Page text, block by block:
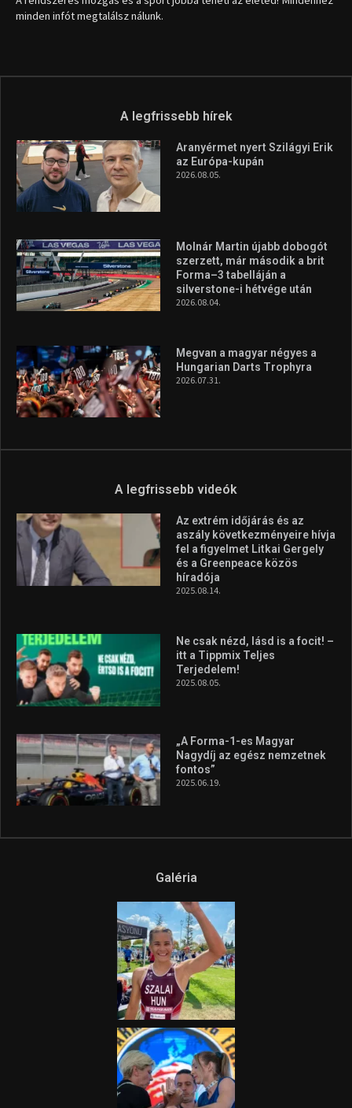
minden infót megtalálsz nálunk.
A legfrissebb hírek
Aranyérmet nyert Szilágyi Erik
az Európa-kupán
2026.08.05.
Molnár Martin újabb dobogót
szerzett, már második a brit
Forma–3 tabelláján a
silverstone-i hétvége után
2026.08.04.
Megvan a magyar négyes a
Hungarian Darts Trophyra
2026.07.31.
A legfrissebb videók
Az extrém időjárás és az
aszály következményeire hívja
fel a figyelmet Litkai Gergely
és a Greenpeace közös
híradója
2025.08.14.
Ne csak nézd, lásd is a focit! –
itt a Tippmix Teljes
Terjedelem!
2025.08.05.
„A Forma-1-es Magyar
Nagydíj az egész nemzetnek
fontos”
2025.06.19.
Galéria